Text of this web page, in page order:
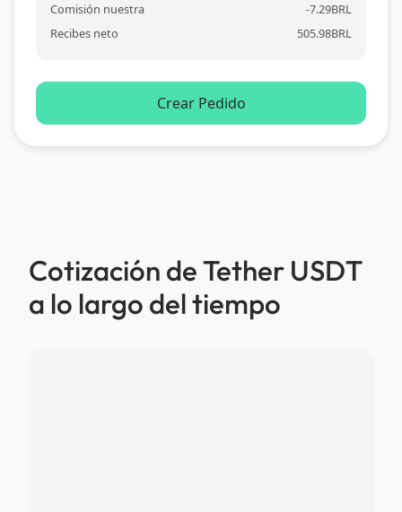
Comisión nuestra -7.29BRL
Recibes neto
505.98BRL
Crear Pedido
Cotización de Tether USDT
a lo largo del tiempo